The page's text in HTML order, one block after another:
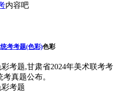
内容吧
考考题(色彩)色彩
考题,甘肃省2024年美术联考考
真题公布。